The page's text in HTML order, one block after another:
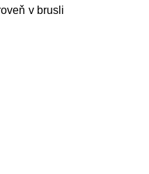
v brusli